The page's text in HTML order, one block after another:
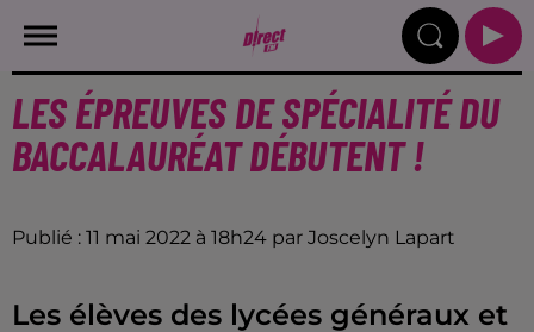
LES ÉPREUVES DE SPÉCIALITÉ DU
BACCALAURÉAT DÉBUTENT !
Publié : 11 mai 2022 à 18h24 par Joscelyn Lapart
Les élèves des lycées généraux et